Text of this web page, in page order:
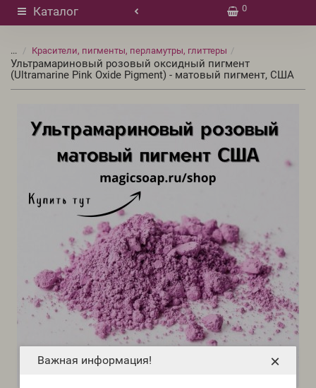
Важная информация! ×
Каталог 0
... Красители, пигменты, перламутры, глиттеры
Ультрамариновый розовый оксидный пигмент
(Ultramarine Pink Oxide Pigment) - матовый пигмент, США